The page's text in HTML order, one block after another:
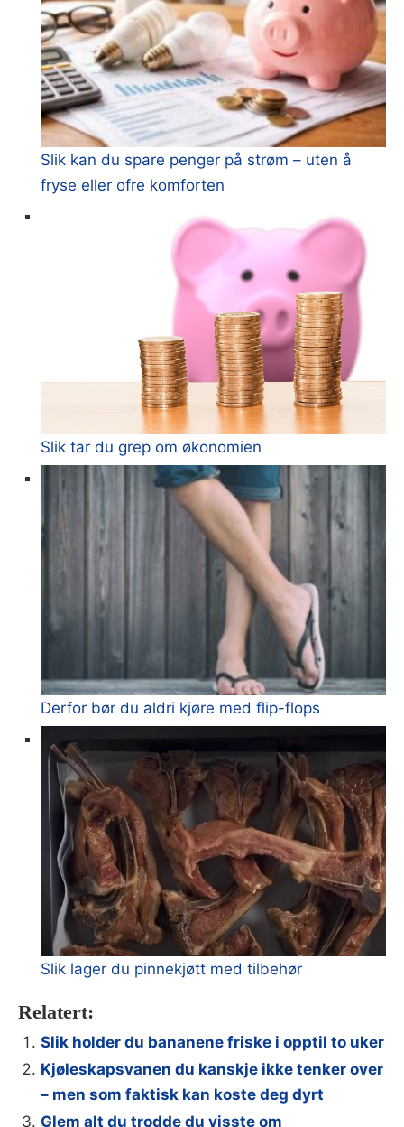
Slik kan du spare penger på strøm – uten å
fryse eller ofre komforten
Slik tar du grep om økonomien
Derfor bør du aldri kjøre med flip-flops
Slik lager du pinnekjøtt med tilbehør
Relatert:
Slik holder du bananene friske i opptil to uker
Kjøleskapsvanen du kanskje ikke tenker over
– men som faktisk kan koste deg dyrt
Glem alt du trodde du visste om